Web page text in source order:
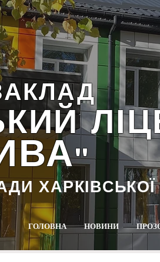
""
ХАРКІВСЬКОЇ
ГОЛОВНА НОВИНИ